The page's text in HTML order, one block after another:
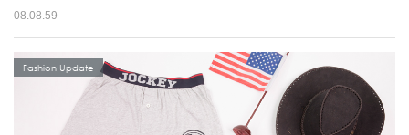
08.08.59
Fashion Update